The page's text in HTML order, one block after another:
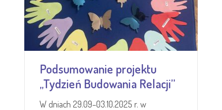
Podsumowanie projektu
,,Tydzień Budowania Relacji”
W dniach 29.09–03.10.2025 r. w